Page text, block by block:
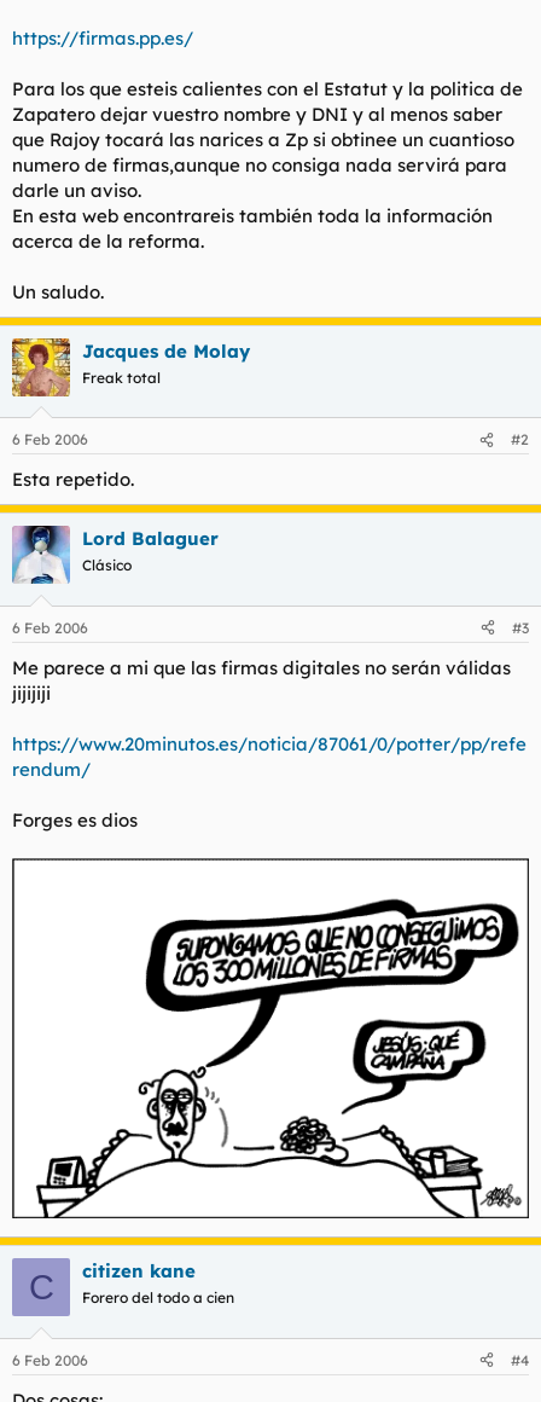
https://firmas.pp.es/
Para los que esteis calientes con el Estatut y la politica de
Zapatero dejar vuestro nombre y DNI y al menos saber
que Rajoy tocará las narices a Zp si obtinee un cuantioso
numero de firmas,aunque no consiga nada servirá para
darle un aviso.
En esta web encontrareis también toda la información
acerca de la reforma.
Un saludo.
Jacques de Molay
Freak total
6 Feb 2006 #2
Esta repetido.
Lord Balaguer
Clásico
6 Feb 2006 #3
Me parece a mi que las firmas digitales no serán válidas
jijijiji
https://www.20minutos.es/noticia/87061/0/potter/pp/refe
rendum/
Forges es dios
C citizen kane
Forero del todo a cien
6 Feb 2006 #4